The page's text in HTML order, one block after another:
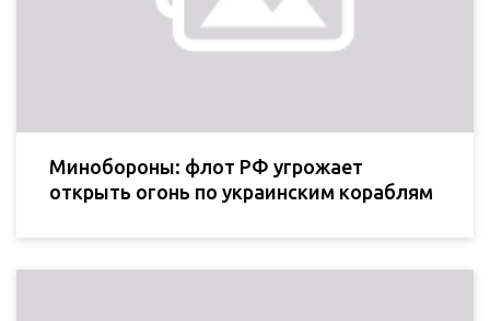
Минобороны: флот РФ угрожает
открыть огонь по украинским кораблям